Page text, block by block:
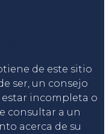
de este sitio
ser, un consejo
incompleta o
consultar a un
acerca de su